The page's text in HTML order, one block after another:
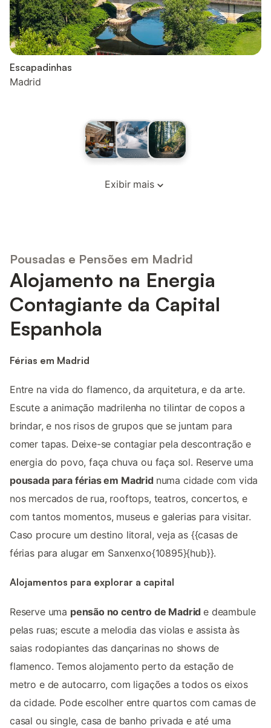
Escapadinhas
Madrid
Exibir mais
Pousadas e Pensões em Madrid
Alojamento na Energia
Contagiante da Capital
Espanhola
Férias em Madrid
Entre na vida do flamenco, da arquitetura, e da arte.
Escute a animação madrilenha no tilintar de copos a
brindar, e nos risos de grupos que se juntam para
comer tapas. Deixe-se contagiar pela descontração e
energia do povo, faça chuva ou faça sol. Reserve uma
pousada para férias em Madrid numa cidade com vida
nos mercados de rua, rooftops, teatros, concertos, e
com tantos momentos, museus e galerias para visitar.
Caso procure um destino litoral, veja as {{casas de
férias para alugar em Sanxenxo{10895}{hub}}.
Alojamentos para explorar a capital
Reserve uma pensão no centro de Madride deambule
pelas ruas; escute a melodia das violas e assista às
saias rodopiantes das dançarinas no shows de
flamenco. Temos alojamento perto da estação de
metro e de autocarro, com ligações a todos os eixos
da cidade. Pode escolher entre quartos com camas de
casal ou single, casa de banho privada e até uma